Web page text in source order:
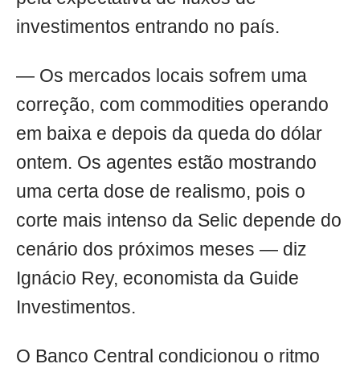
investimentos entrando no país.
— Os mercados locais sofrem uma
correção, com commodities operando
em baixa e depois da queda do dólar
ontem. Os agentes estão mostrando
uma certa dose de realismo, pois o
corte mais intenso da Selic depende do
cenário dos próximos meses — diz
Ignácio Rey, economista da Guide
Investimentos.
O Banco Central condicionou o ritmo